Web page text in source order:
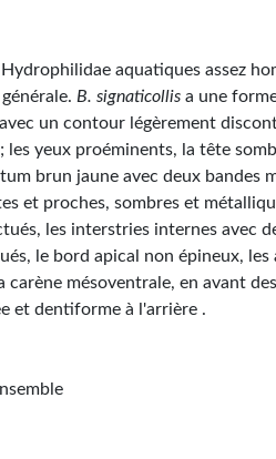
aquatiques assez
B. signaticollis a une
un contour légèrement
les yeux proéminents, la tête
brun jaune avec deux bandes
et proches, sombres et
les interstries internes avec
le bord apical non épineux, les
carène mésoventrale, en avant
et dentiforme à l'arrière .